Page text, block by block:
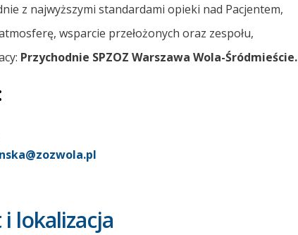
z najwyższymi standardami opieki nad Pacjentem,
wsparcie przełożonych oraz zespołu,
Przychodnie SPZOZ Warszawa Wola-Śródmieście.
lokalizacja